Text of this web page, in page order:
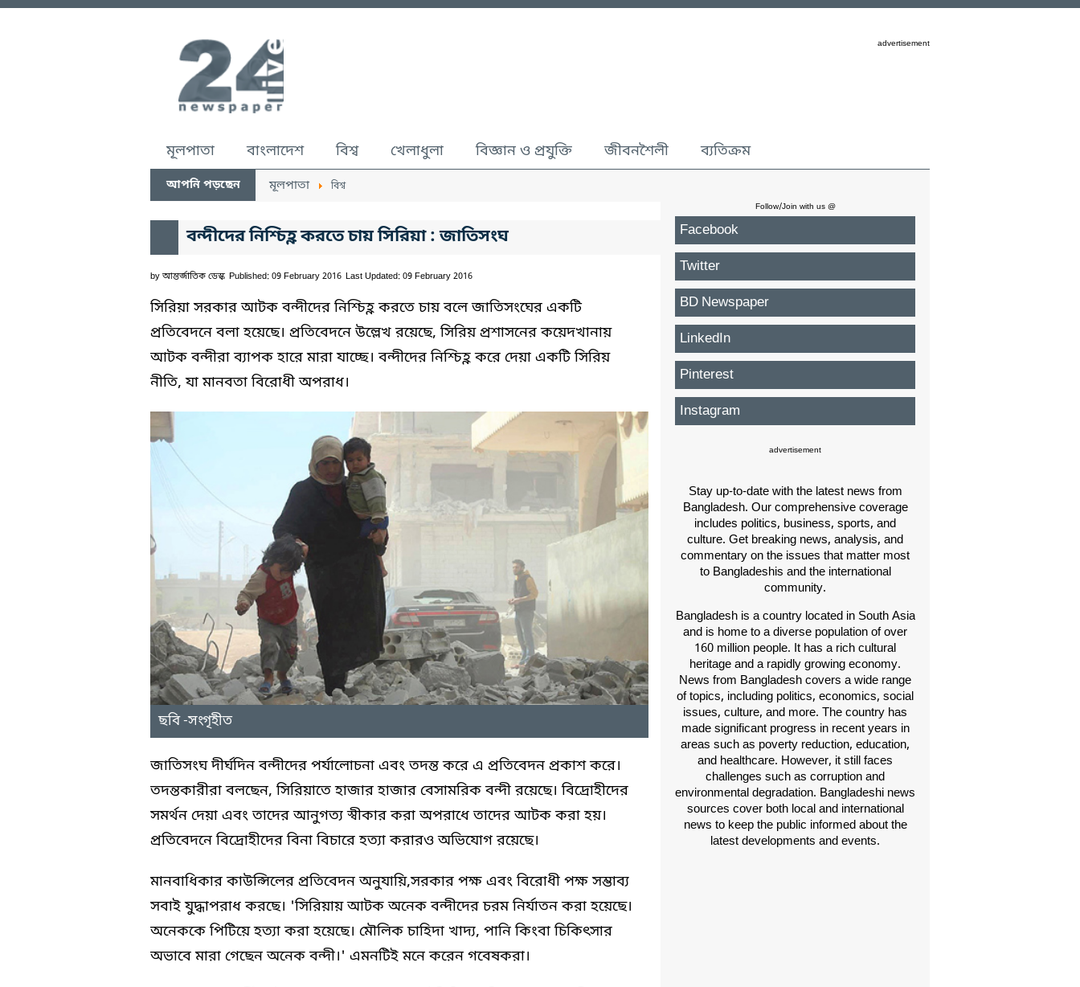
advertisement
মূলপাতা বাংলাদেশ বিশ্ব খেলাধুলা বিজ্ঞান ও প্রযুক্তি জীবনশৈলী ব্যতিক্রম
আপনি পড়ছেন মূলপাতা বিশ্ব
বন্দীদের নিশ্চিহ্ণ করতে চায় সিরিয়া : জাতিসংঘ
by আন্তর্জাতিক ডেস্ক Published: 09 February 2016 Last Updated: 09 February 2016
সিরিয়া সরকার আটক বন্দীদের নিশ্চিহ্ণ করতে চায় বলে জাতিসংঘের একটি
প্রতিবেদনে বলা হয়েছে। প্রতিবেদনে উল্লেখ রয়েছে, সিরিয় প্রশাসনের কয়েদখানায়
আটক বন্দীরা ব্যাপক হারে মারা যাচ্ছে। বন্দীদের নিশ্চিহ্ণ করে দেয়া একটি সিরিয়
নীতি, যা মানবতা বিরোধী অপরাধ।
ছবি -সংগৃহীত
জাতিসংঘ দীর্ঘদিন বন্দীদের পর্যালোচনা এবং তদন্ত করে এ প্রতিবেদন প্রকাশ করে।
তদন্তকারীরা বলছেন, সিরিয়াতে হাজার হাজার বেসামরিক বন্দী রয়েছে। বিদ্রোহীদের
সমর্থন দেয়া এবং তাদের আনুগত্য স্বীকার করা অপরাধে তাদের আটক করা হয়।
প্রতিবেদনে বিদ্রোহীদের বিনা বিচারে হত্যা করারও অভিযোগ রয়েছে।
মানবাধিকার কাউন্সিলের প্রতিবেদন অনুযায়ি,সরকার পক্ষ এবং বিরোধী পক্ষ সম্ভাব্য
সবাই যুদ্ধাপরাধ করছে। 'সিরিয়ায় আটক অনেক বন্দীদের চরম নির্যাতন করা হয়েছে।
অনেককে পিটিয়ে হত্যা করা হয়েছে। মৌলিক চাহিদা খাদ্য, পানি কিংবা চিকিৎসার
অভাবে মারা গেছেন অনেক বন্দী।' এমনটিই মনে করেন গবেষকরা।
Follow/Join with us @
Facebook
Twitter
BD Newspaper
LinkedIn
Pinterest
Instagram
advertisement
Stay up-to-date with the latest news from
Bangladesh. Our comprehensive coverage
includes politics, business, sports, and
culture. Get breaking news, analysis, and
commentary on the issues that matter most
to Bangladeshis and the international
community.
Bangladesh is a country located in South Asia
and is home to a diverse population of over
160 million people. It has a rich cultural
heritage and a rapidly growing economy.
News from Bangladesh covers a wide range
of topics, including politics, economics, social
issues, culture, and more. The country has
made significant progress in recent years in
areas such as poverty reduction, education,
and healthcare. However, it still faces
challenges such as corruption and
environmental degradation. Bangladeshi news
sources cover both local and international
news to keep the public informed about the
latest developments and events.